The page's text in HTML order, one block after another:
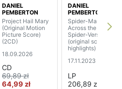
DANIEL
PEMBERTON
Project Hail Mary
(Original Motion
Picture Score)
(2CD)
18.09.2026
CD
69,89 zł
64,99 zł
DANIEL
PEMBERTON
Spider-Man:
Across the
Spider-Verse
(original score,
highlights) (2LP)
17.11.2023
LP
206,89 zł